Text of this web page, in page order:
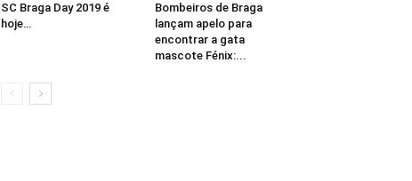
SC Braga Day 2019 é
hoje…
Bombeiros de Braga
lançam apelo para
encontrar a gata
mascote Fénix:...